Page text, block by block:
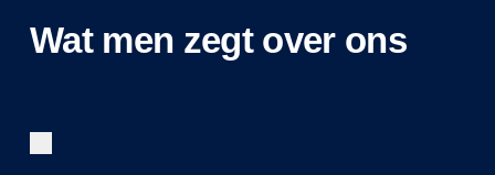
Wat men zegt over ons